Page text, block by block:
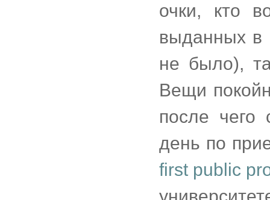
очки, кто
выданных в
не было),
Вещи
после чего
день по
first public